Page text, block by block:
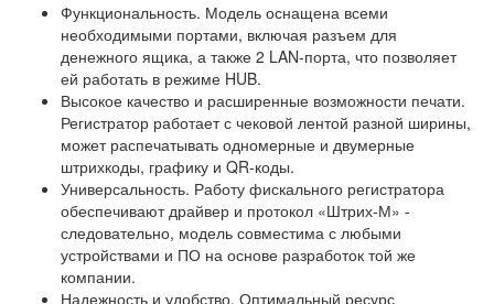
Функциональность. Модель оснащена всеми
необходимыми портами, включая разъем для
денежного ящика, а также 2 LAN-порта, что позволяет
ей работать в режиме HUB.
Высокое качество и расширенные возможности печати.
Регистратор работает с чековой лентой разной ширины,
может распечатывать одномерные и двумерные
штрихкоды, графику и QR-коды.
Универсальность. Работу фискального регистратора
обеспечивают драйвер и протокол «Штрих-М» -
следовательно, модель совместима с любыми
устройствами и ПО на основе разработок той же
компании.
Надежность и удобство. Оптимальный ресурс